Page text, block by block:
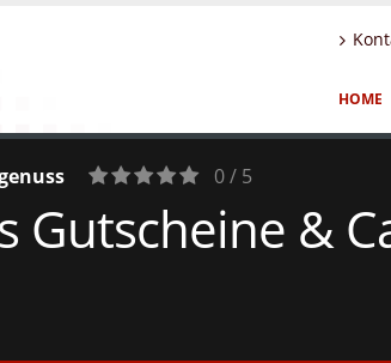
HOME
0 / 5
Gutscheine &